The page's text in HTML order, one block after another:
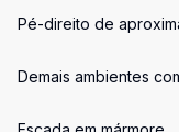
Pé-direito de
Demais ambientes